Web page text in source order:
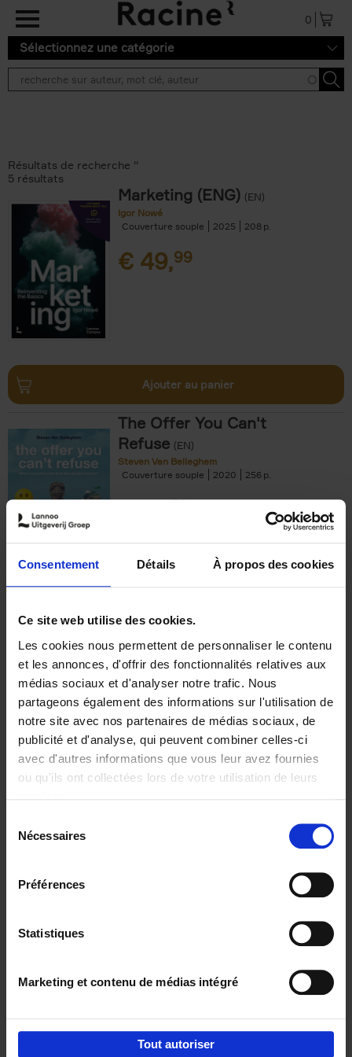
Consentement Détails À propos des cookies
Ce site web utilise des cookies.
Les cookies nous permettent de personnaliser le contenu
et les annonces, d'offrir des fonctionnalités relatives aux
médias sociaux et d'analyser notre trafic. Nous
partageons également des informations sur l'utilisation de
notre site avec nos partenaires de médias sociaux, de
publicité et d'analyse, qui peuvent combiner celles-ci
avec d'autres informations que vous leur avez fournies
ou qu'ils ont collectées lors de votre utilisation de leurs
Nécessaires
Préférences
Statistiques
Marketing et contenu de médias intégré
Tout autoriser
Aller au contenu principal
0
Sélectionnez une catégorie
Résultats de recherche ''
5 résultats
Marketing (ENG) (EN)
Igor Nowé
Couverture souple
2025 208
€ 49,99
Ajouter au panier
The Offer You Can't
Refuse (EN)
Steven Van Belleghem
Couverture souple
2020 256
€37,50
Building Bonds = Building
Business
Jochen Roef Jozefien De Feyter
Carolien Boom
Couverture souple
2025 200
€29,99
Digital marketing like a PRO -
completely revised edition (EN)